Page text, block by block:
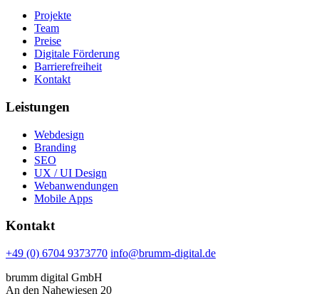
Projekte
Team
Preise
Digitale Förderung
Barrierefreiheit
Kontakt
Leistungen
Webdesign
Branding
SEO
UX / UI Design
Webanwendungen
Mobile Apps
Kontakt
+49 (0) 6704 9373770 info@brumm-digital.de
brumm digital GmbH
An den Nahewiesen 20